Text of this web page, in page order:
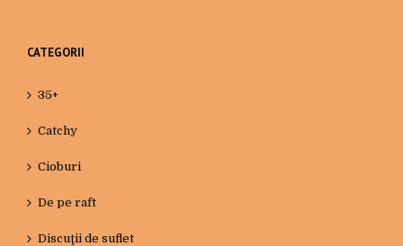
CATEGORII
35+
Catchy
Cioburi
De pe raft
Discuţii de suflet